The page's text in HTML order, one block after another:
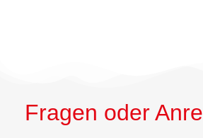
Fragen oder